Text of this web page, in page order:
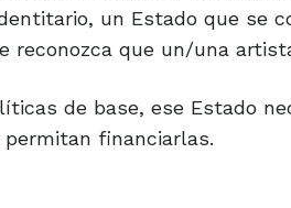
un Estado que se
reconozca que un/una
de base, ese Estado
financiarlas.